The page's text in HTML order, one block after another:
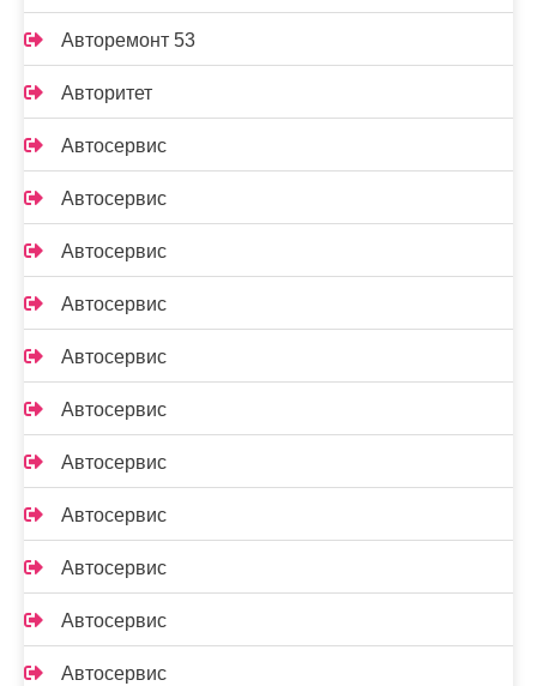
Авторемонт 53
Авторитет
Автосервис
Автосервис
Автосервис
Автосервис
Автосервис
Автосервис
Автосервис
Автосервис
Автосервис
Автосервис
Автосервис